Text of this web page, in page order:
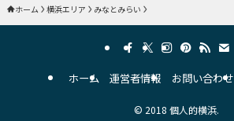
ホーム 横浜エリア みなとみらい
ホーム 運営者情報 お問い合わせ
© 2018 個人的横浜.